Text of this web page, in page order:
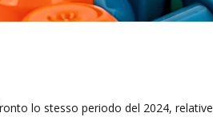
lo stesso periodo del 2024, relative